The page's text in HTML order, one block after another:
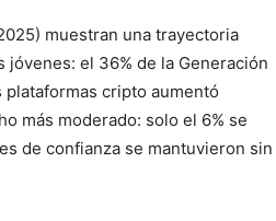
muestran una trayectoria
el 36% de la Generación
cripto aumentó
más moderado: solo el 6% se
de confianza se mantuvieron sin